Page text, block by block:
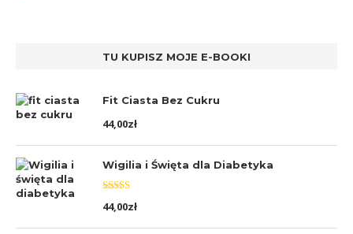
TU KUPISZ MOJE E-BOOKI
Fit Ciasta Bez Cukru
44,00zł
Wigilia i Święta dla Diabetyka
Oceniono
5.00na 5
44,00zł